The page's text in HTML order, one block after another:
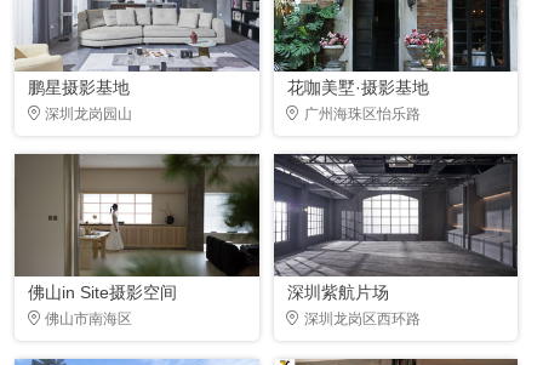
鹏星摄影基地
深圳龙岗园山
花咖美墅·摄影基地
广州海珠区怡乐路
佛山in Site摄影空间
佛山市南海区
深圳紫航片场
深圳龙岗区西环路